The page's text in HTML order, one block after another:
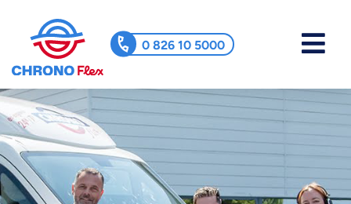
0 826 10 5000